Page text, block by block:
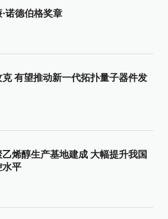
诺德伯格奖章
有望推动新一代拓扑量子器件发
烯醇生产基地建成 大幅提升我国
水平